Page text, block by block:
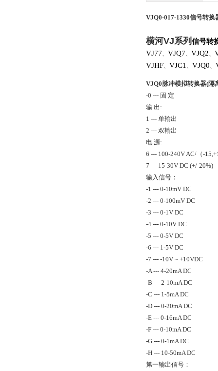
VJQ0-017-1330信号转换
横河VJ系列 信号转
VJ77、 VJQ7、 VJQ2、
VJHF、 VJC1 、 VJQ0、
VJQ0脉冲模拟转换器(隔
-0 --- 固 定
输 出:
1 --- 单输出
2 --- 双输出
电 源:
6 --- 100-240V AC/（-
7 --- 15-30V DC (+/-20%)
输入信号：
-1 --- 0-10mV DC
-2 --- 0-100mV DC
-3 --- 0-1V DC
-4 --- 0-10V DC
-5 --- 0-5V DC
-6 --- 1-5V DC
-7 --- -10V ~ +10VDC
-A --- 4-20mA DC
-B --- 2-10mA DC
-C --- 1-5mA DC
-D --- 0-20mA DC
-E --- 0-16mA DC
-F --- 0-10mA DC
-G --- 0-1mA DC
-H --- 10-50mA DC
第一输出信号：